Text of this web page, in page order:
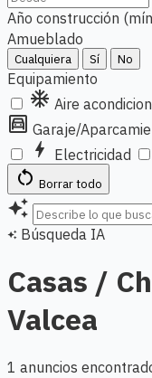
Año construcción
Amueblado
Cualquiera Sí No
Equipamiento
ac_unit Aire
garage Garaje/
bolt Electricidad
restart_alt Borrar todo
auto_awesome
auto_awesome Búsqueda IA
Casas /
Valcea
1 anuncios